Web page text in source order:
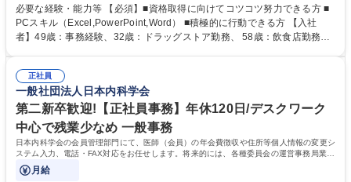
【年収補足】532万円 ＋別途インセンティヴで平均約100万円/年（昨年度
実績） ＋管理業務主任者資格手当50,000円/月 ★親会社である株式会社合
人社計画研究所社のグループ会社として、質の高いサービスと適性価格を
無/年休123日
必要な経験・能力等 【必須】■資格取得に向けてコツコツ努力できる方 ■
PCスキル（Excel,PowerPoint,Word） ■積極的に行動できる方 【入社
者】49歳：事務経験、32歳：ドラッグストア勤務、 58歳：飲食店勤務
得出来ております！ 【魅力】■フレックス制度、未経験からでも下限年収
を一律支給！ ■管理業務主任者資格取得後には50,000円/月の手当あり！
学歴・資格 学歴：大学院 大学 高専 短大 専修学校 高校 語学力： 資格：第
一種運転免許普通自動車
正社員
一般社団法人日本内科学会
第二新卒歓迎!【正社員事務】年休120日/デスクワーク
中心で残業少なめ 一般事務
日本内科学会の会員管理部門にて、医師（会員）の年会費徴収や住所等個人情報の変更シ
ステム入力、電話・FAX対応をお任せします。将来的には、各種委員会の運営事務局業務
などにも幅広く携わっていただきます。
月給